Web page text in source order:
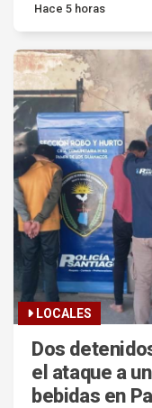
Hace 5 horas
LOCALES
Dos
el ataque a
bebidas en